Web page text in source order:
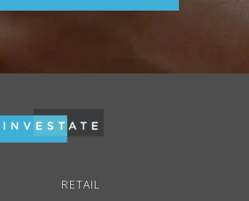
RETAIL